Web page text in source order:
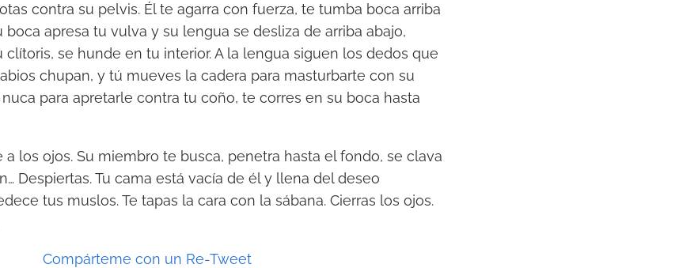
contra su pelvis. Él te agarra con fuerza, te tumba boca arriba
boca apresa tu vulva y su lengua se desliza de arriba abajo,
se hunde en tu interior. A la lengua siguen los dedos que
chupan, y tú mueves la cadera para masturbarte con su
para apretarle contra tu coño, te corres en su boca hasta
los ojos. Su miembro te busca, penetra hasta el fondo, se clava
Despiertas. Tu cama está vacía de él y llena del deseo
tus muslos. Te tapas la cara con la sábana. Cierras los ojos.
Compárteme con un Re-Tweet